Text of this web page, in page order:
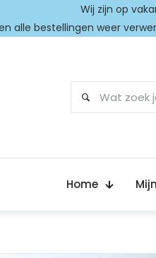
Wij zijn op
alle bestellingen weer
Home